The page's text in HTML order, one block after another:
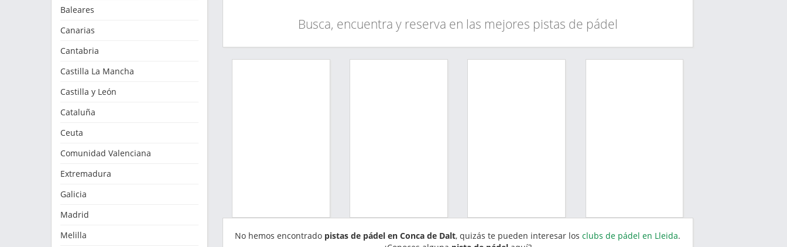
Baleares
Canarias
Cantabria
Castilla La Mancha
Castilla y León
Cataluña
Ceuta
Comunidad Valenciana
Extremadura
Galicia
Madrid
Melilla
Busca, encuentra y reserva en las mejores pistas de pádel
No hemos encontrado pistas de pádel en Conca de Dalt, quizás te pueden interesar losclubs de pádel en Lleida.